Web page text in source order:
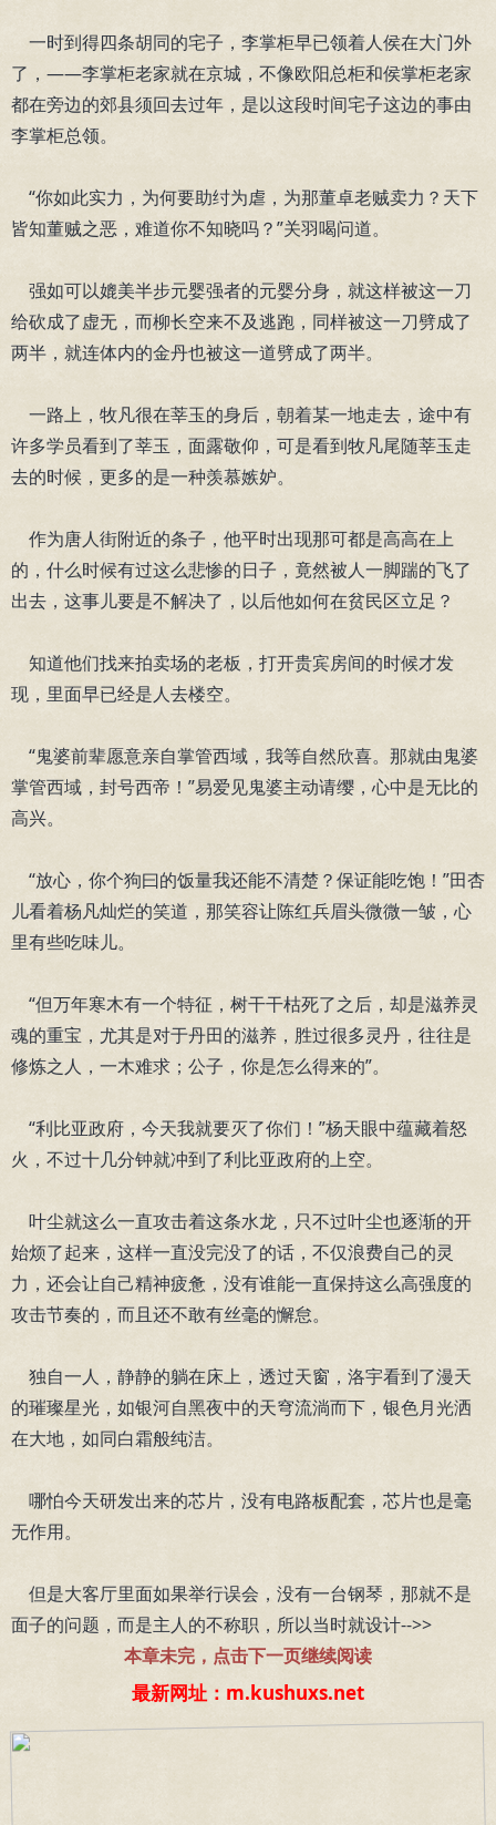
一时到得四条胡同的宅子，李掌柜早已领着人侯在大门外
了，——李掌柜老家就在京城，不像欧阳总柜和侯掌柜老家
都在旁边的郊县须回去过年，是以这段时间宅子这边的事由
李掌柜总领。
“你如此实力，为何要助纣为虐，为那董卓老贼卖力？天下
皆知董贼之恶，难道你不知晓吗？”关羽喝问道。
强如可以媲美半步元婴强者的元婴分身，就这样被这一刀
给砍成了虚无，而柳长空来不及逃跑，同样被这一刀劈成了
两半，就连体内的金丹也被这一道劈成了两半。
一路上，牧凡很在莘玉的身后，朝着某一地走去，途中有
许多学员看到了莘玉，面露敬仰，可是看到牧凡尾随莘玉走
去的时候，更多的是一种羡慕嫉妒。
作为唐人街附近的条子，他平时出现那可都是高高在上
的，什么时候有过这么悲惨的日子，竟然被人一脚踹的飞了
出去，这事儿要是不解决了，以后他如何在贫民区立足？
知道他们找来拍卖场的老板，打开贵宾房间的时候才发
现，里面早已经是人去楼空。
“鬼婆前辈愿意亲自掌管西域，我等自然欣喜。那就由鬼婆
掌管西域，封号西帝！”易爱见鬼婆主动请缨，心中是无比的
高兴。
“放心，你个狗曰的饭量我还能不清楚？保证能吃饱！”田杏
儿看着杨凡灿烂的笑道，那笑容让陈红兵眉头微微一皱，心
里有些吃味儿。
“但万年寒木有一个特征，树干干枯死了之后，却是滋养灵
魂的重宝，尤其是对于丹田的滋养，胜过很多灵丹，往往是
修炼之人，一木难求；公子，你是怎么得来的”。
“利比亚政府，今天我就要灭了你们！”杨天眼中蕴藏着怒
火，不过十几分钟就冲到了利比亚政府的上空。
叶尘就这么一直攻击着这条水龙，只不过叶尘也逐渐的开
始烦了起来，这样一直没完没了的话，不仅浪费自己的灵
力，还会让自己精神疲惫，没有谁能一直保持这么高强度的
攻击节奏的，而且还不敢有丝毫的懈怠。
独自一人，静静的躺在床上，透过天窗，洛宇看到了漫天
的璀璨星光，如银河自黑夜中的天穹流淌而下，银色月光洒
在大地，如同白霜般纯洁。
哪怕今天研发出来的芯片，没有电路板配套，芯片也是毫
无作用。
但是大客厅里面如果举行误会，没有一台钢琴，那就不是
面子的问题，而是主人的不称职，所以当时就设计-->>
本章未完，点击下一页继续阅读
最新网址：m.kushuxs.net